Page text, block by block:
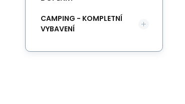
CAMPING - KOMPLETNÍ
VYBAVENÍ